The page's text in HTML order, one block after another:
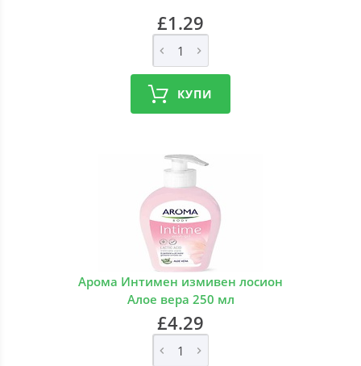
£1.29
КУПИ
Арома Интимен измивен лосион
Алое вера 250 мл
£4.29